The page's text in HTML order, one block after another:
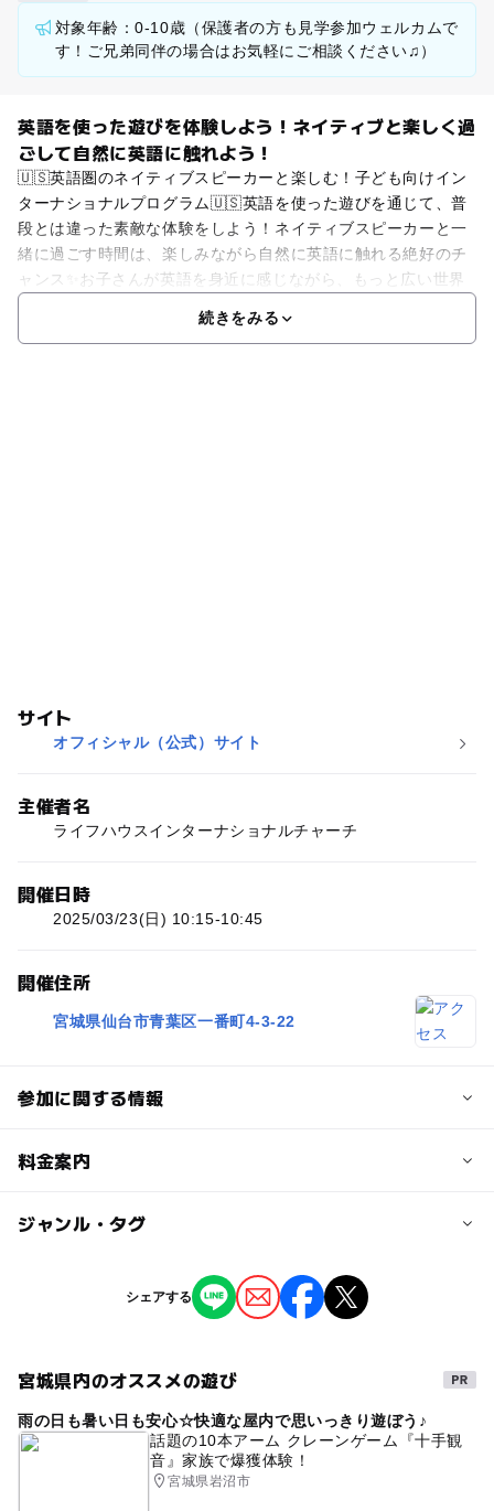
対象年齢：0-10歳（保護者の方も見学参加ウェルカムで
す！ご兄弟同伴の場合はお気軽にご相談ください♫）
英語を使った遊びを体験しよう！ネイティブと楽しく過
ごして自然に英語に触れよう！
🇺🇸英語圏のネイティブスピーカーと楽しむ！子ども向けイン
ターナショナルプログラム🇺🇸英語を使った遊びを通じて、普
段とは違った素敵な体験をしよう！ネイティブスピーカーと一
緒に過ごす時間は、楽しみながら自然に英語に触れる絶好のチ
ャンス✨お子さんが英語を身近に感じながら、もっと広い世界
続きをみる
サイト
オフィシャル（公式）サイト
主催者名
ライフハウスインターナショナルチャーチ
開催日時
2025/03/23(日) 10:15-10:45
開催住所
宮城県仙台市青葉区一番町4-3-22
参加に関する情報
対象年齢
料金案内
子供の料金
ジャンル・タグ
タグ
こども英会話 キッズ英会話 雨の日でもOK
キッズ英語 国際交流
シェアする
宮城県内のオススメの遊び
雨の日も暑い日も安心☆快適な屋内で思いっきり遊ぼう♪
話題の10本アーム クレーンゲーム『十手観
音』家族で爆獲体験！
宮城県岩沼市